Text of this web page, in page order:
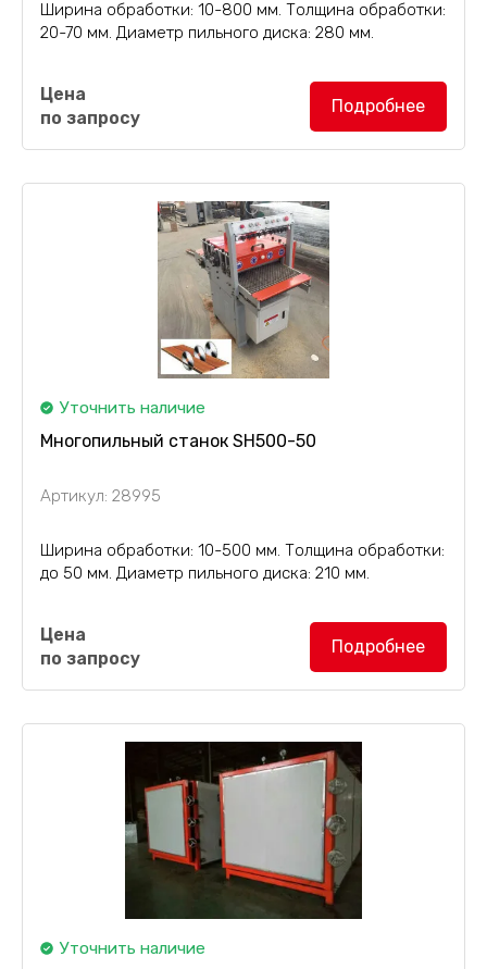
Ширина обработки: 10-800 мм. Толщина обработки:
20-70 мм. Диаметр пильного диска: 280 мм.
Многопильный станок SH800-70поставляется с
5 пильными дисками в комплекте. В качестве опции
возможна комплектация 280-милиметровым
пильным диском.
Цена
по запросу
Подробнее
Уточнить наличие
Многопильный станок SH500-50
Артикул: 28995
Ширина обработки: 10-500 мм. Толщина обработки:
до 50 мм. Диаметр пильного диска: 210 мм.
Многопильный станок SH500-50поставляется с
5 пильными дисками в комплекте. В качестве опции
возможна комплектация 210-милиметровым
пильным диском.
Цена
по запросу
Подробнее
Уточнить наличие